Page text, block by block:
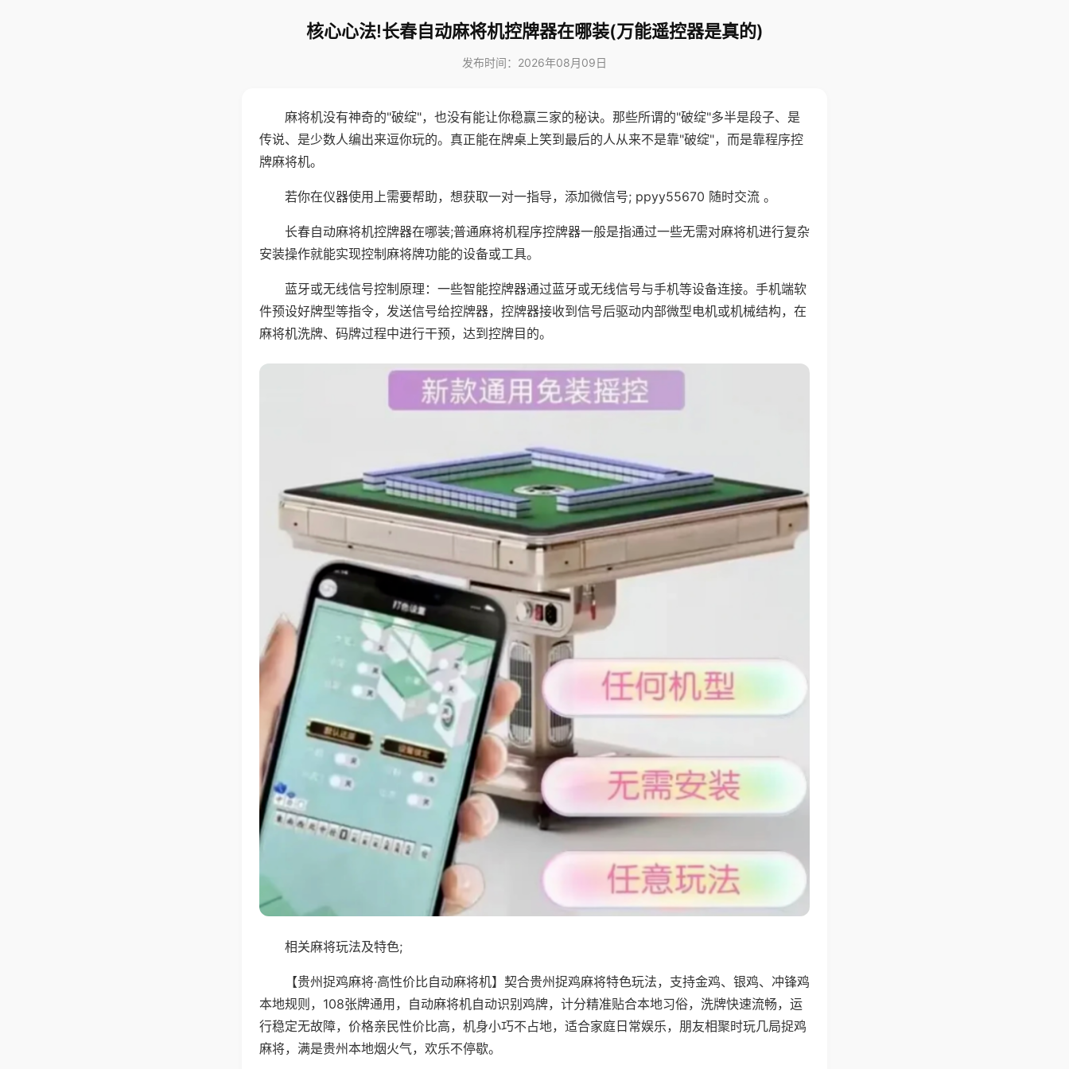
核心心法!长春自动麻将机控牌器在哪装(万能遥控器是真的)
发布时间：2026年08月09日
麻将机没有神奇的"破绽"，也没有能让你稳赢三家的秘诀。那些所谓的"破绽"多半是段子、是
传说、是少数人编出来逗你玩的。真正能在牌桌上笑到最后的人从来不是靠"破绽"，而是靠程序控
牌麻将机。
若你在仪器使用上需要帮助，想获取一对一指导，添加微信号; ppyy55670 随时交流 。
长春自动麻将机控牌器在哪装;普通麻将机程序控牌器一般是指通过一些无需对麻将机进行复杂
安装操作就能实现控制麻将牌功能的设备或工具。
蓝牙或无线信号控制原理：一些智能控牌器通过蓝牙或无线信号与手机等设备连接。手机端软
件预设好牌型等指令，发送信号给控牌器，控牌器接收到信号后驱动内部微型电机或机械结构，在
麻将机洗牌、码牌过程中进行干预，达到控牌目的。
相关麻将玩法及特色;
【贵州捉鸡麻将·高性价比自动麻将机】契合贵州捉鸡麻将特色玩法，支持金鸡、银鸡、冲锋鸡
本地规则，108张牌通用，自动麻将机自动识别鸡牌，计分精准贴合本地习俗，洗牌快速流畅，运
行稳定无故障，价格亲民性价比高，机身小巧不占地，适合家庭日常娱乐，朋友相聚时玩几局捉鸡
麻将，满是贵州本地烟火气，欢乐不停歇。